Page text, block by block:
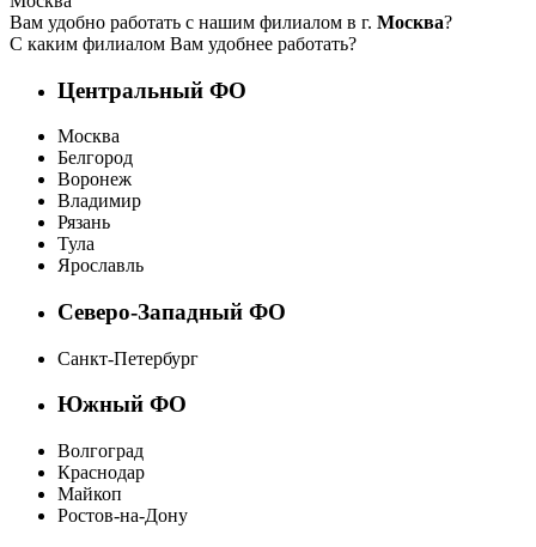
Вам удобно работать с нашим филиалом в г. Москва?
С каким филиалом Вам удобнее работать?
Центральный ФО
Москва
Белгород
Воронеж
Владимир
Рязань
Тула
Ярославль
Северо-Западный ФО
Санкт-Петербург
Южный ФО
Волгоград
Краснодар
Майкоп
Ростов-на-Дону